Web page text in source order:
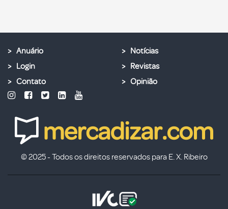
Anuário
Login
Contato
Notícias
Revistas
Opinião
© 2025 - Todos os direitos reservados para E. X. Ribeiro